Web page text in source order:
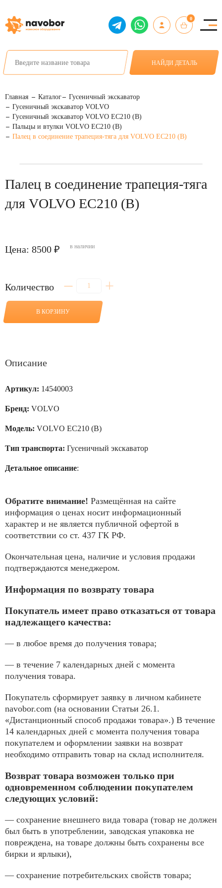
0
НАЙДИ ДЕТАЛЬ
Главная Каталог
Гусеничный экскаватор
Гусеничный экскаватор VOLVO
Гусеничный экскаватор VOLVO EC210 (B)
Пальцы и втулки VOLVO EC210 (B)
Палец в соединение трапеция-тяга для VOLVO EC210 (B)
Палец в соединение трапеция-тяга
для VOLVO EC210 (B)
Цена: 8500 ₽ в наличии
Количество
Количество
в
В КОРЗИНУ
Описание
Артикул: 14540003
Бренд: VOLVO
Модель: VOLVO EC210 (B)
Тип транспорта: Гусеничный экскаватор
Детальное описание:
Обратите внимание! Размещённая на сайте
информация о ценах носит информационный
характер и не является публичной офертой в
соответствии со ст. 437 ГК РФ.
Окончательная цена, наличие и условия продажи
подтверждаются менеджером.
Информация по возврату товара
Покупатель имеет право отказаться от товара
надлежащего качества:
— в любое время до получения товара;
— в течение 7 календарных дней с момента
получения товара.
Покупатель сформирует заявку в личном кабинете
navobor.com (на основании Статьи 26.1.
«Дистанционный способ продажи товара».) В течение
14 календарных дней с момента получения товара
покупателем и оформлении заявки на возврат
необходимо отправить товар на склад исполнителя.
Возврат товара возможен только при
одновременном соблюдении покупателем
следующих условий:
— сохранение внешнего вида товара (товар не должен
был быть в употреблении, заводская упаковка не
повреждена, на товаре должны быть сохранены все
бирки и ярлыки),
— сохранение потребительских свойств товара;